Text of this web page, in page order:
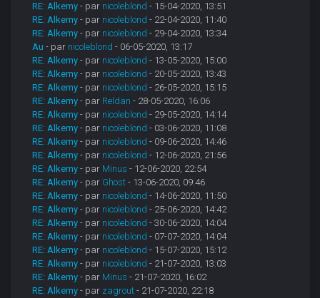
RE: Alkemy - par nicoleblond - 15-04-2020, 13:51
RE: Alkemy - par nicoleblond - 22-04-2020, 11:40
RE: Alkemy - par nicoleblond - 29-04-2020, 13:34
Au - par nicoleblond - 06-05-2020, 13:17
RE: Alkemy - par nicoleblond - 13-05-2020, 15:00
RE: Alkemy - par nicoleblond - 20-05-2020, 13:43
RE: Alkemy - par nicoleblond - 26-05-2020, 15:15
RE: Alkemy - par Reldan - 28-05-2020, 16:06
RE: Alkemy - par nicoleblond - 29-05-2020, 14:14
RE: Alkemy - par nicoleblond - 03-06-2020, 11:08
RE: Alkemy - par nicoleblond - 09-06-2020, 14:46
RE: Alkemy - par nicoleblond - 12-06-2020, 21:56
RE: Alkemy - par Minus - 12-06-2020, 22:54
RE: Alkemy - par Ghost - 13-06-2020, 09:46
RE: Alkemy - par nicoleblond - 14-06-2020, 11:50
RE: Alkemy - par nicoleblond - 25-06-2020, 14:42
RE: Alkemy - par nicoleblond - 30-06-2020, 14:04
RE: Alkemy - par nicoleblond - 07-07-2020, 14:04
RE: Alkemy - par nicoleblond - 15-07-2020, 15:12
RE: Alkemy - par nicoleblond - 21-07-2020, 13:03
RE: Alkemy - par Minus - 21-07-2020, 16:02
RE: Alkemy - par zagrout - 21-07-2020, 22:18